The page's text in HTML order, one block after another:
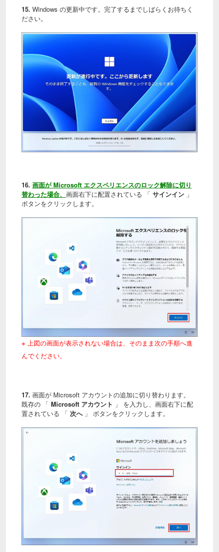
15. Windows の更新中です。完了するまでしばらくお待ちく
ださい。
16. 画面が Microsoft エクスペリエンスのロック解除に切り
替わった場合、 画面右下に配置されている 「 サインイン 」
ボタンをクリックします。
※ 上図の画面が表示されない場合は、そのまま次の手順へ進
んでください。
17. 画面が Microsoft アカウントの追加に切り替わります。
既存の 「 Microsoft アカウント 」 を入力し、画面右下に配
置されている 「 次へ」 ボタンをクリックします。